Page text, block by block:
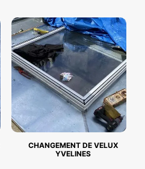
CHANGEMENT DE VELUX
YVELINES